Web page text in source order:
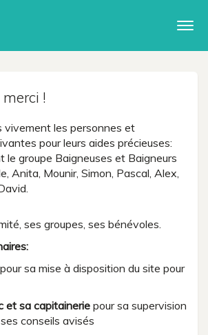
!
vivement les personnes et
pour leurs aides précieuses:
le groupe Baigneuses et Baigneurs
Anita, Mounir, Simon, Pascal, Alex,
ses groupes, ses bénévoles.
pour sa mise à disposition du site pour
et sa capitainerie pour sa supervision
conseils avisés